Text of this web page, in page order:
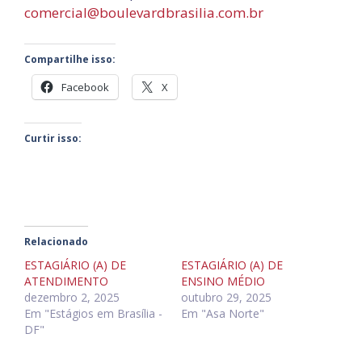
comercial@boulevardbrasilia.com.br
Compartilhe isso:
Facebook X
Curtir isso:
Relacionado
ESTAGIÁRIO (A) DE
ATENDIMENTO
dezembro 2, 2025
Em "Estágios em Brasília -
DF"
ESTAGIÁRIO (A) DE
ENSINO MÉDIO
outubro 29, 2025
Em "Asa Norte"